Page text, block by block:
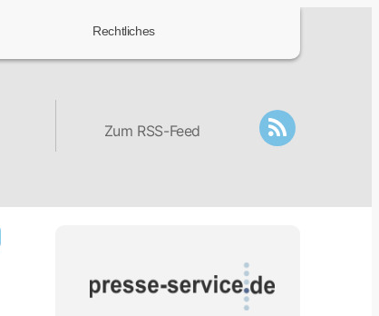
Rechtliches
Zum RSS-Feed